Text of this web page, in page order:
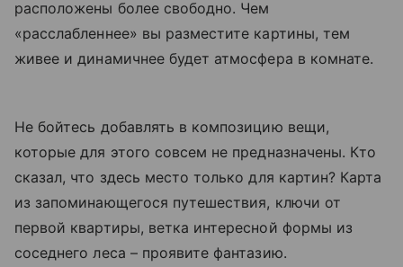
расположены более свободно. Чем
«расслабленнее» вы разместите картины, тем
живее и динамичнее будет атмосфера в комнате.
Не бойтесь добавлять в композицию вещи,
которые для этого совсем не предназначены. Кто
сказал, что здесь место только для картин? Карта
из запоминающегося путешествия, ключи от
первой квартиры, ветка интересной формы из
соседнего леса – проявите фантазию.